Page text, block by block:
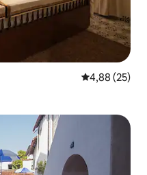
4,88 de uma
4,88 (25)